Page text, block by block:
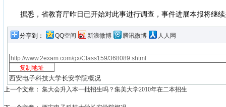
据悉，省教育厅昨日已开始对此事进行调查，事件进展本报将继续
分享到： QQ空间 新浪微博 腾讯微博 人人网
西安电子科技大学长安学院概况
上一个文章： 集大会升入本一批招生吗？集美大学2010年在二本招生